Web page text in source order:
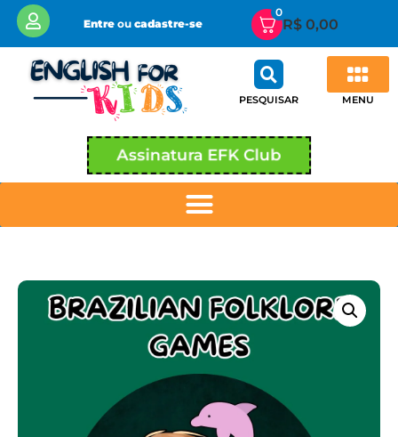
Entreou cadastre-se
0
R$ 0,00
PESQUISAR MENU
Assinatura EFK Club